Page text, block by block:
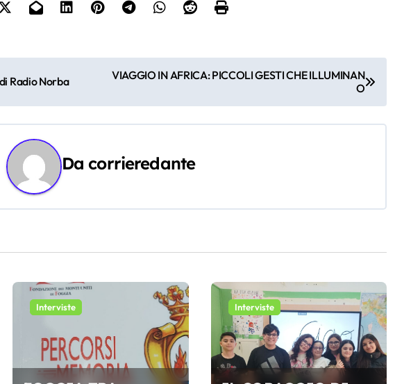
Radio Norba
VIAGGIO IN AFRICA: PICCOLI GESTI CHE ILLUMINAN
O
Dacorrieredante
Interviste Interviste